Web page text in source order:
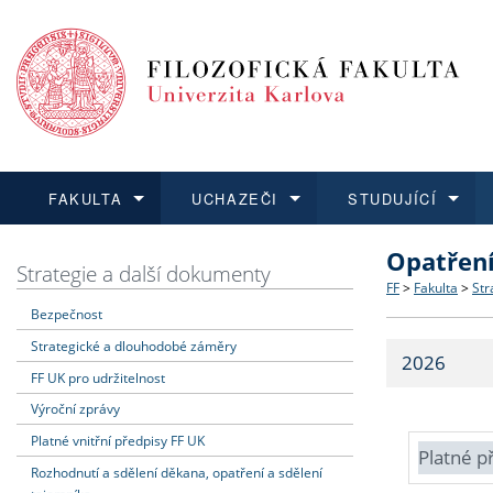
FAKULTA
Dozvědět se více
Struktura
Strategie
Fakultní
UCHAZEČI
Podat přihlášku
Co
Učitelské
STUDUJÍCÍ
Dozvědět se více
Dozvědět se více
O vědě a
Dozvědět se více
Aktuální
Strategie a další dokumenty
Bezpečnost
Strategické a dlouhodobé záměry
FF UK pro udržitelnost
Výroční zprávy
Platné vnitřní předpisy FF UK
Rozhodnutí a sdělení děkana, opatření a sdělení
FF > Fakulta >
2026
Platné